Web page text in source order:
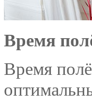
Время
Время